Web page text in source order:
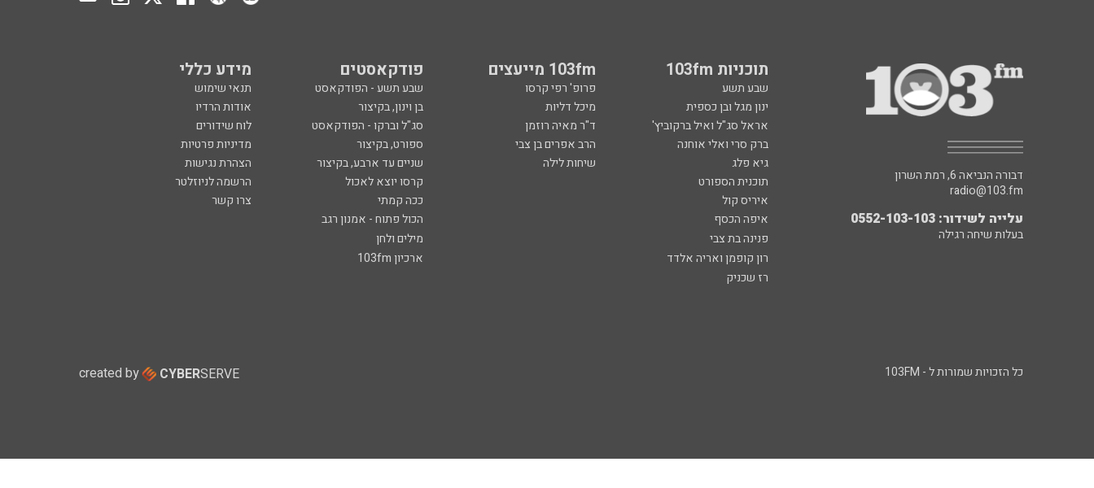
תוכניות 103fm 103fm מייעצים פודקאסטים מידע כללי
שבע תשע פרופ' רפי קרסו שבע תשע - הפודקאסט
תנאי שימוש
ינון מגל ובן כספית
מיכל דליות בן וינון, בקיצור
אודות הרדיו
אראל סג"ל ואיל ברקוביץ'
ד"ר מאיה רוזמן סג"ל וברקו - הפודקאסט
לוח שידורים
ברק סרי ואלי אוחנה
הרב אפרים בן צבי ספורט, בקיצור
מדיניות פרטיות
גיא פלג
שיחות לילה שניים עד ארבע, בקיצור
הצהרת נגישות
תוכנית הספורט
קרסו יוצא לאכול
הרשמה לניוזלטר
איריס קול
ככה קמתי
צרו קשר
איפה הכסף
הכול פתוח - אמנון רגב
פנינה בת צבי
מילים ולחן
רון קופמן ואריה אלדד
ארכיון 103fm
רז שכניק
דבורה הנביאה 6, רמת השרון
radio@103.fm
עלייה לשידור: 0552-103-103
בעלות שיחה רגילה
כל הזכויות שמורות ל - 103FM created by CYBERSERVE